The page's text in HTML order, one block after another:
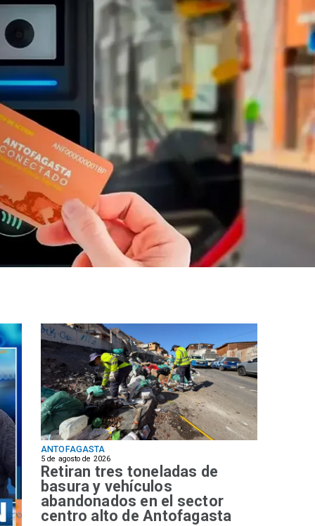
ANTOFAGASTA
5 de agosto de 2026
Retiran tres toneladas de
basura y vehículos
abandonados en el sector
centro alto de Antofagasta